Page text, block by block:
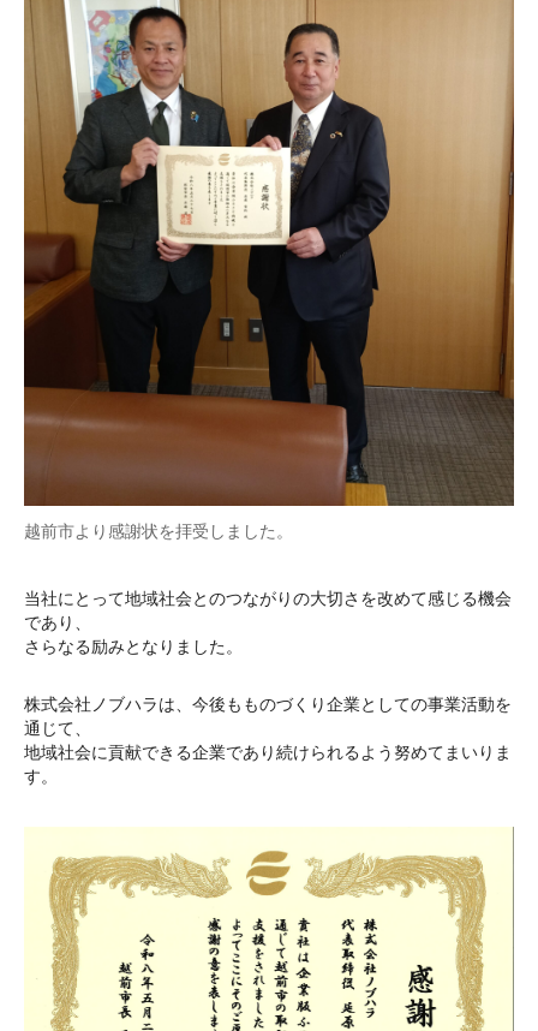
越前市より感謝状を拝受しました。
当社にとって地域社会とのつながりの大切さを改めて感じる機会
であり、
さらなる励みとなりました。
株式会社ノブハラは、今後もものづくり企業としての事業活動を
通じて、
地域社会に貢献できる企業であり続けられるよう努めてまいりま
す。